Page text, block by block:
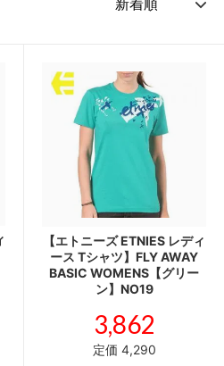
【エトニーズ ETNIES レディ
ース Tシャツ】FLY AWAY
BASIC WOMENS【グリー
ン】NO19
3,862
定価 4,290